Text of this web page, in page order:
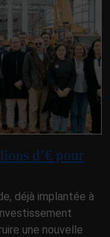
d’€ pour
déjà implantée à
une nouvelle